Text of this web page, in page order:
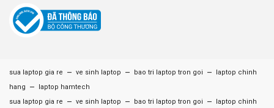
sua laptop gia re – ve sinh laptop – bao tri laptop tron goi –
laptop chinh
hang
–
laptop hamtech
sua laptop gia re
– ve sinh laptop – bao tri laptop tron goi – laptop chinh